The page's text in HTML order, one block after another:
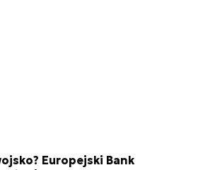
Europejski Bank